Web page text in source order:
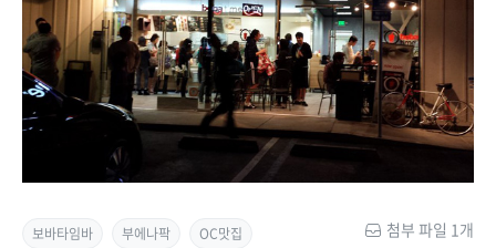
보바타임바 부에나팍 OC맛집 첨부 파일 1개